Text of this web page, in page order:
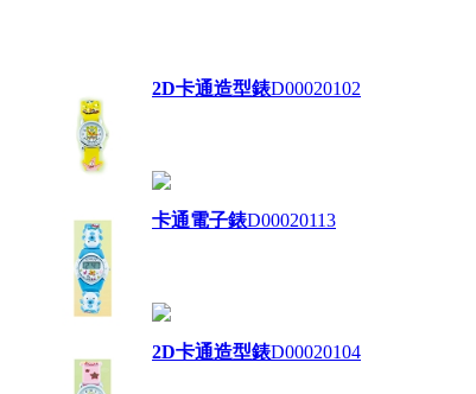
2D卡通造型錶D00020102
卡通電子錶D00020113
2D卡通造型錶D00020104